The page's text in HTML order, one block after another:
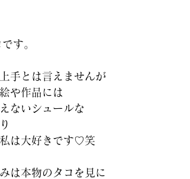
す。
手とは言えませんが
や作品には
ないシュールな
は大好きです♡笑
は本物のタコを見に